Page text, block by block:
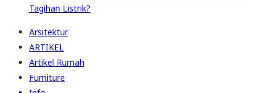
Tagihan Listrik?
Arsitektur
ARTIKEL
Artikel Rumah
Furniture